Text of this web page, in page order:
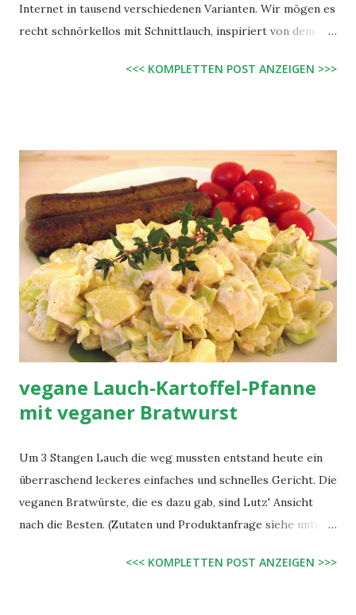
Internet in tausend verschiedenen Varianten. Wir mögen es
recht schnörkellos mit Schnittlauch, inspiriert von dem
Zutaten: 2 - 3 EL Margarine 1 Zwiebel, fein gehackt 400 g
Pfeffer evtl. etwas Paprikapulver und/oder Curry sowie
Petersilie optional etwas Kala Namak für wirklich
perversen Eigeschmack (gibts z.B. im Asia-Versand oder
VeganWonderland) Zubereitung: Margarine in einer Pfanne
zerlassen, Zwiebel darin glasig dünsten, Tofu und Sojamilch
hinzugeben und für 2 Minuten stark erhitzen, dabei rühren.
Herdplatte ausschalten, Kurkuma, Sojasauce, Schnittlauch
und evtl. andere Gewürze hinzugeben und 1 weitere Minute
köcheln lassen. Schließlich mit Salz un...
<<< KOMPLETTEN POST ANZEIGEN >>>
vegane Lauch-Kartoffel-Pfanne
mit veganer Bratwurst
Um 3 Stangen Lauch die weg mussten entstand heute ein
überraschend leckeres einfaches und schnelles Gericht. Die
veganen Bratwürste, die es dazu gab, sind Lutz' Ansicht
nach die Besten. (Zutaten und Produktanfrage siehe unten)
Stangen Lauch, in Halb-Ringen 125 ml Sojasahne etwas Öl
<<< KOMPLETTEN POST ANZEIGEN >>>